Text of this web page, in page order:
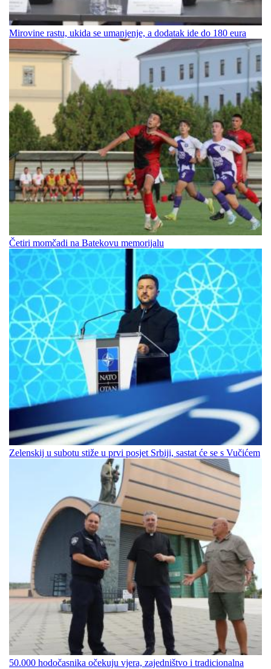
Mirovine rastu, ukida se umanjenje, a dodatak ide do 180 eura
Četiri momčadi na Batekovu memorijalu
Zelenskij u subotu stiže u prvi posjet Srbiji, sastat će se s Vučićem
50.000 hodočasnika očekuju vjera, zajedništvo i tradicionalna